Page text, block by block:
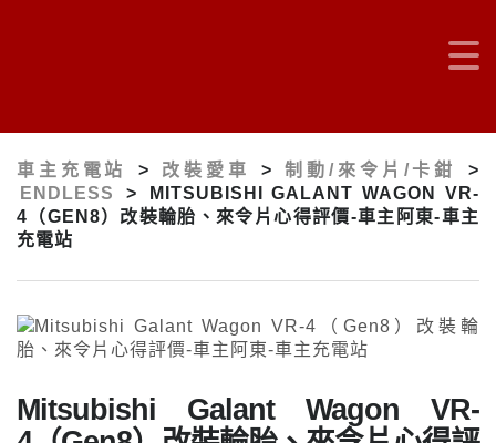
車主充電站 > 改裝愛車 > 制動/來令片/卡鉗
>
ENDLESS
>
MITSUBISHI GALANT WAGON VR-
4（GEN8）改裝輪胎、來令片心得評價-車主阿東-車主
充電站
Mitsubishi Galant Wagon VR-